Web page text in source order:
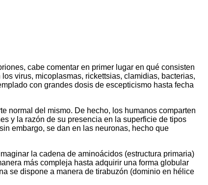
cabe comentar en primer lugar en qué consisten
virus, micoplasmas, rickettsias, clamidias, bacterias,
con grandes dosis de escepticismo hasta fecha
normal del mismo. De hecho, los humanos comparten
y la razón de su presencia en la superficie de tipos
embargo, se dan en las neuronas, hecho que
la cadena de aminoácidos (estructura primaria)
más compleja hasta adquirir una forma globular
se dispone a manera de tirabuzón (dominio en hélice